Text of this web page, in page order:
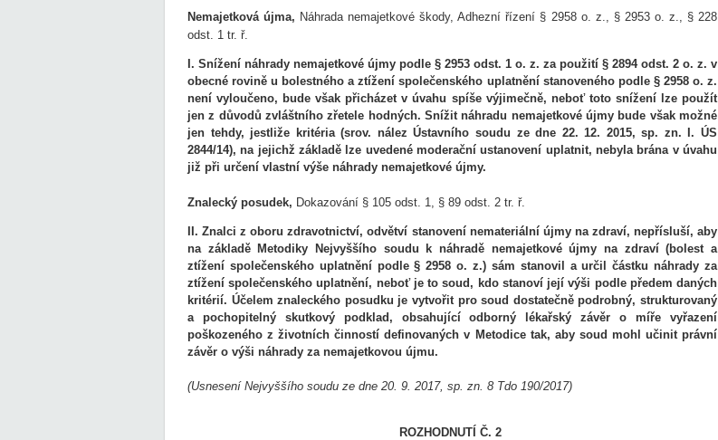
Nemajetková újma, Náhrada nemajetkové škody, Adhezní řízení § 2958 o. z., § 2953 o. z., § 228
odst. 1 tr. ř.
I. Snížení náhrady nemajetkové újmy podle § 2953 odst. 1 o. z. za použití § 2894 odst. 2 o. z. v
obecné rovině u bolestného a ztížení společenského uplatnění stanoveného podle § 2958 o. z.
není vyloučeno, bude však přicházet v úvahu spíše výjimečně, neboť toto snížení lze použít
jen z důvodů zvláštního zřetele hodných. Snížit náhradu nemajetkové újmy bude však možné
jen tehdy, jestliže kritéria (srov. nález Ústavního soudu ze dne 22. 12. 2015, sp. zn. I. ÚS
2844/14), na jejichž základě lze uvedené moderační ustanovení uplatnit, nebyla brána v úvahu
již při určení vlastní výše náhrady nemajetkové újmy.
Znalecký posudek, Dokazování § 105 odst. 1, § 89 odst. 2 tr. ř.
II. Znalci z oboru zdravotnictví, odvětví stanovení nemateriální újmy na zdraví, nepřísluší, aby
na základě Metodiky Nejvyššího soudu k náhradě nemajetkové újmy na zdraví (bolest a
ztížení společenského uplatnění podle § 2958 o. z.) sám stanovil a určil částku náhrady za
ztížení společenského uplatnění, neboť je to soud, kdo stanoví její výši podle předem daných
kritérií. Účelem znaleckého posudku je vytvořit pro soud dostatečně podrobný, strukturovaný
a pochopitelný skutkový podklad, obsahující odborný lékařský závěr o míře vyřazení
poškozeného z životních činností definovaných v Metodice tak, aby soud mohl učinit právní
závěr o výši náhrady za nemajetkovou újmu.
(Usnesení Nejvyššího soudu ze dne 20. 9. 2017, sp. zn. 8 Tdo 190/2017)
ROZHODNUTÍ Č. 2